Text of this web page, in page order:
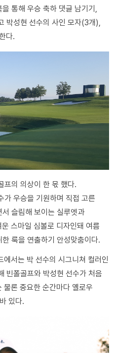
통해 우승 축하 댓글 남기기,
박성현 선수의 사인 모자(3개),
다.
프의 의상이 한 몫 했다.
가 우승을 기원하며 직접 고른
슬림해 보이는 실루엣과
스마일 심볼로 디자인돼 여름
룩을 연출하기 안성맞춤이다.
서는 박 선수의 시그니쳐 컬러인
빈폴골프와 박성현 선수가 처음
론 중요한 순간마다 옐로우
있다.